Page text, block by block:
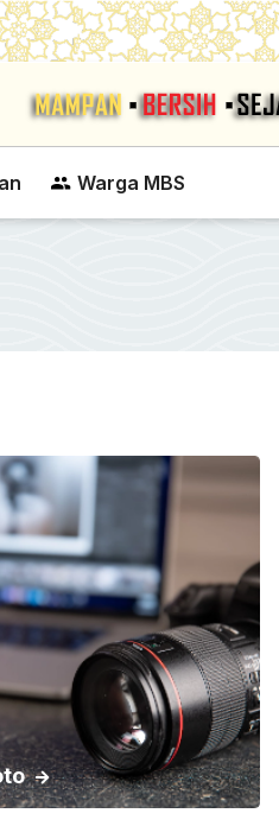
content
Warga MBS
KEMPEN CABUTAN BERTUAH CUKAI
TAKSIRAN TAHUN 2026